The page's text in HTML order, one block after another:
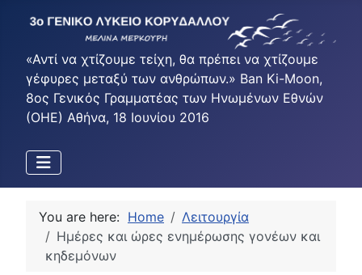
«Αντί να χτίζουμε τείχη, θα πρέπει να χτίζουμε
γέφυρες μεταξύ των ανθρώπων.» Ban Ki-Moon,
8ος Γενικός Γραμματέας των Ηνωμένων Εθνών
(ΟΗΕ) Αθήνα, 18 Ιουνίου 2016
You are here: Home
Λειτουργία
Ημέρες και ώρες ενημέρωσης γονέων και
κηδεμόνων